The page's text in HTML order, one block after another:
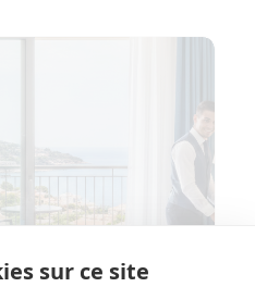
sur ce site